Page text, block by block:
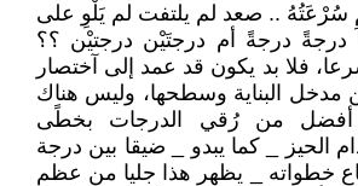
.. صعد لم يلتفت لم يَلْوِ على
درجةً درجةً أم درجتَيْن درجتيْن ؟؟
فلا بد يكون قد عمد إلى آختصار
مدخل البناية وسطحها، وليس هناك
أفضل من رُقي الدرجات بخطًى
الحيز _ كما يبدو _ ضيقا بين درجة
خطواته _ يظهر هذا جليا من عظم